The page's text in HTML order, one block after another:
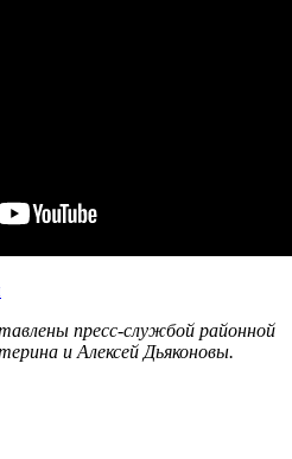
пресс-службой районной
и Алексей Дьяконовы.